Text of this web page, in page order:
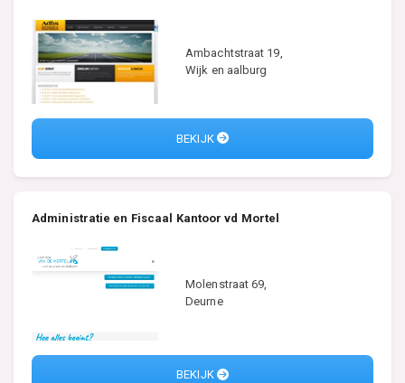
Ambachtstraat 19,
Wijk en aalburg
BEKIJK
Administratie en Fiscaal Kantoor vd Mortel
Molenstraat 69,
Deurne
BEKIJK